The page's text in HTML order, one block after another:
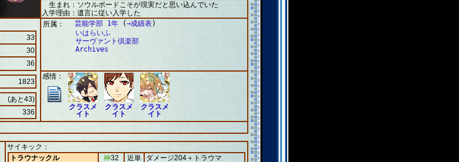
生まれ：ソウルボードこそが現実だと思い込んでいた
入学理由：遺言に従い入学した
33
30
36
1823
(あと43)
336
所属： 芸能学部 1年 (→成績表)
いはらいふ
サーヴァント倶楽部
Archives
感情：
クラスメ
イト
クラスメ
イト
クラスメ
イト
サイキック：
トラウナックル
神32 近単
ダメージ204＋トラウマ